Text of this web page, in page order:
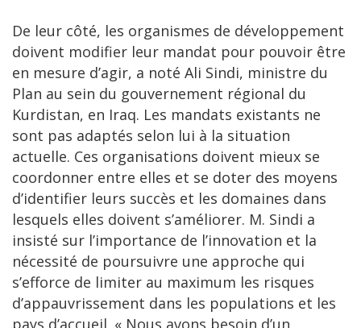
De leur côté, les organismes de développement
doivent modifier leur mandat pour pouvoir être
en mesure d’agir, a noté Ali Sindi, ministre du
Plan au sein du gouvernement régional du
Kurdistan, en Iraq. Les mandats existants ne
sont pas adaptés selon lui à la situation
actuelle. Ces organisations doivent mieux se
coordonner entre elles et se doter des moyens
d’identifier leurs succès et les domaines dans
lesquels elles doivent s’améliorer. M. Sindi a
insisté sur l’importance de l’innovation et la
nécessité de poursuivre une approche qui
s’efforce de limiter au maximum les risques
d’appauvrissement dans les populations et les
pays d’accueil. « Nous avons besoin d’un